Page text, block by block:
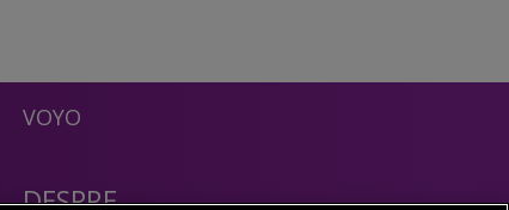
VOYO
DESPRE